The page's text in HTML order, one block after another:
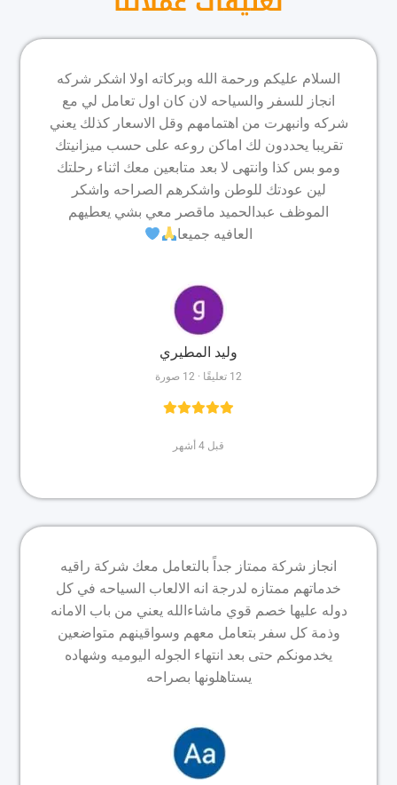
السلام عليكم ورحمة الله وبركاته اولا اشكر شركه
انجاز للسفر والسياحه لان كان اول تعامل لي مع
شركه وانبهرت من اهتمامهم وقل الاسعار كذلك يعني
تقريبا يحددون لك اماكن روعه على حسب ميزانيتك
ومو بس كذا وانتهى لا بعد متابعين معك اثناء رحلتك
لين عودتك للوطن واشكرهم الصراحه واشكر
الموظف عبدالحميد ماقصر معي بشي يعطيهم
العافيه جميعا
وليد المطيري
12 تعليقًا · 12 صورة
قبل 4 أشهر
انجاز شركة ممتاز جداً بالتعامل معك شركة راقيه
خدماتهم ممتازه لدرجة انه الالعاب السياحه في كل
دوله عليها خصم قوي ماشاءالله يعني من باب الامانه
وذمة كل سفر بتعامل معهم وسواقينهم متواضعين
يخدمونكم حتى بعد انتهاء الجوله اليوميه وشهاده
يستاهلونها بصراحه